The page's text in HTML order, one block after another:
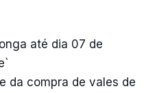
até dia 07 de
da compra de vales de